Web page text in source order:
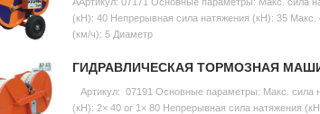
(кН): 40 Непрерывная сила натяжения (кН): 35 Макс.
(км/ч): 5 Диаметр
ГИДРАВЛИЧЕСКАЯ ТОРМОЗНАЯ
Артикул: 07191 Основные параметры: Макс. сила
(кН): 2× 40 or 1× 80 Непрерывная сила натяжения